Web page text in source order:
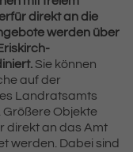
direkt an die
werden über
Sie können
auf der
Landratsamts
Objekte
direkt an das Amt
werden. Dabei sind